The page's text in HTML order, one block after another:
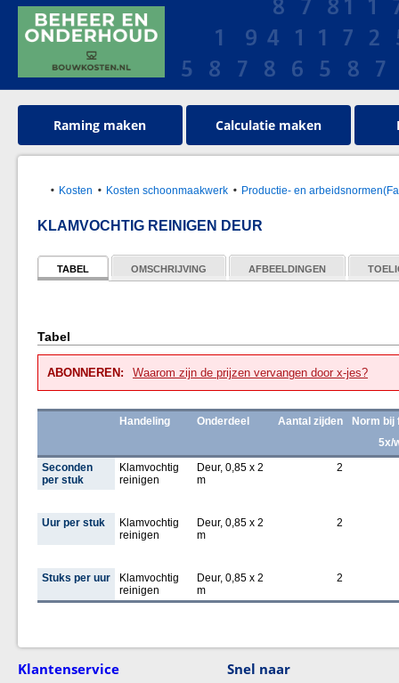
Raming maken Calculatie maken
Kosten Kosten schoonmaakwerk Productie- en
KLAMVOCHTIG REINIGEN DEUR
TABEL OMSCHRIJVING AFBEELDINGEN
Tabel
ABONNEREN: Waarom zijn de prijzen vervangen door x-jes?
Handeling Onderdeel Aantal zijden
Norm bij
5x/
Seconden
per stuk
Klamvochtig
reinigen
Deur, 0,85 x 2
m
2
Uur per stuk
Klamvochtig
reinigen
Deur, 0,85 x 2
m
2
Stuks per uur
Klamvochtig
reinigen
Deur, 0,85 x 2
m
2
Klantenservice Snel naar